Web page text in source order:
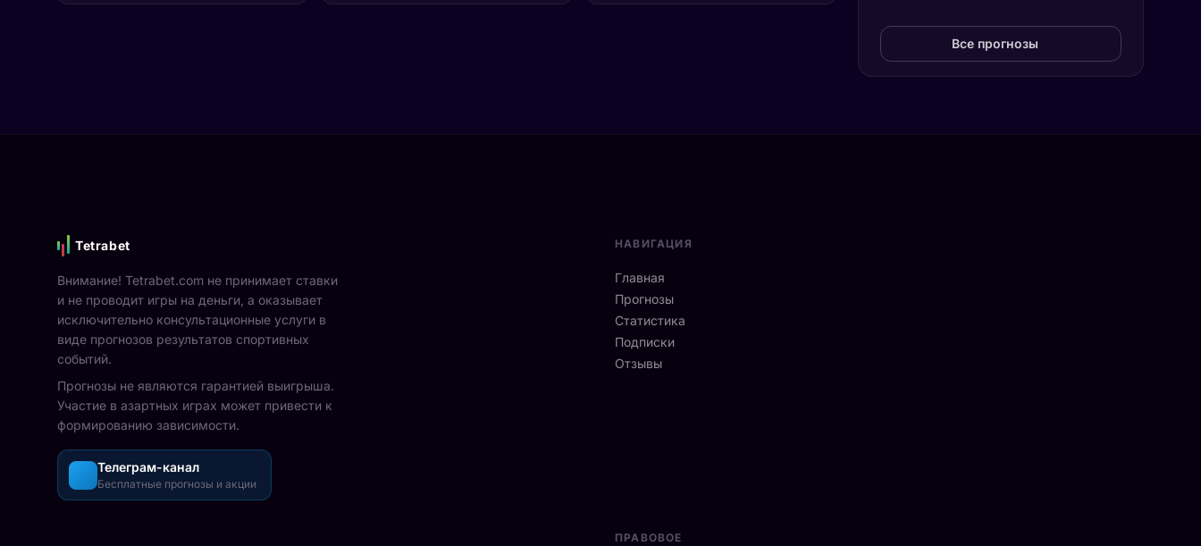
минуту. Разбираем, что
Все прогнозы
Tetrabet
Внимание! Tetrabet.com не принимает ставки
и не проводит игры на деньги, а оказывает
исключительно консультационные услуги в
виде прогнозов результатов спортивных
событий.
Прогнозы не являются гарантией выигрыша.
Участие в азартных играх может привести к
формированию зависимости.
Телеграм-канал
Бесплатные прогнозы и акции
НАВИГАЦИЯ
Главная
Прогнозы
Статистика
Подписки
Отзывы
ПРАВОВОЕ